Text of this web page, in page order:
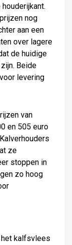
nog
aan een
over lagere
de huidige
Beide
levering
van
en 505 euro
ze
stoppen in
zo hoog
kalfsvlees